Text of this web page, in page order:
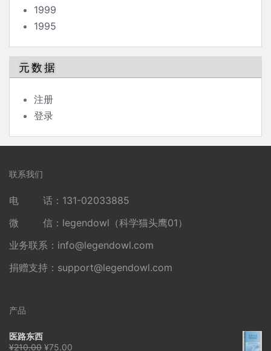
1999
1995
元数据
注册
登录
联系我们
电 话：131-02033885
微 信：legendowl（科学猫头鹰01）
业务联系： info@legendowl.com
捐赠支持： support@legendowl.com
产品
医路东西
¥210.00 原
¥75.00